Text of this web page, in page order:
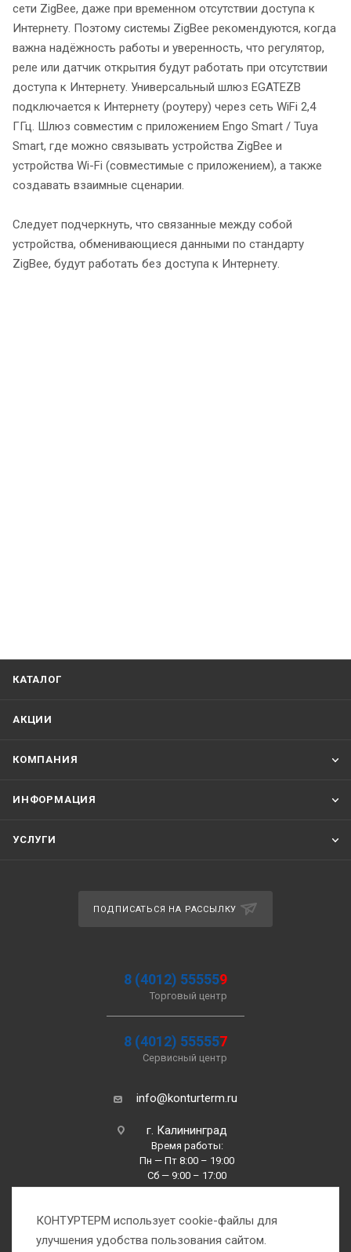
сети ZigBee, даже при временном отсутствии доступа к
Интернету. Поэтому системы ZigBee рекомендуются, когда
важна надёжность работы и уверенность, что регулятор,
реле или датчик открытия будут работать при отсутствии
доступа к Интернету. Универсальный шлюз EGATEZB
подключается к Интернету (роутеру) через сеть WiFi 2,4
ГГц. Шлюз совместим с приложением Engo Smart / Tuya
Smart, где можно связывать устройства ZigBee и
устройства Wi-Fi (совместимые с приложением), а также
создавать взаимные сценарии.
Следует подчеркнуть, что связанные между собой
устройства, обменивающиеся данными по стандарту
ZigBee, будут работать без доступа к Интернету.
КАТАЛОГ
АКЦИИ
КОМПАНИЯ
ИНФОРМАЦИЯ
УСЛУГИ
ПОДПИСАТЬСЯ НА РАССЫЛКУ
8 (4012) 555559
Торговый центр
8 (4012) 555557
Сервисный центр
info@konturterm.ru
г. Калининград
Время работы:
Пн — Пт 8:00 – 19:00
Сб — 9:00 – 17:00
Вс —10:00 – 16:00
КОНТУРТЕРМ использует cookie-файлы для
улучшения удобства пользования сайтом.